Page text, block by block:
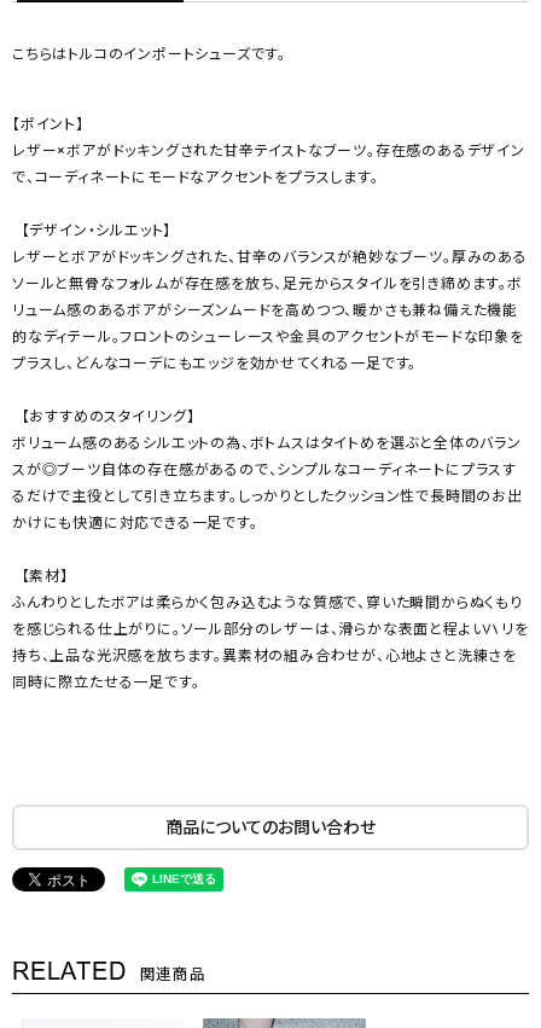
こちらはトルコのインポートシューズです。
【ポイント】
レザー×ボアがドッキングされた甘辛テイストなブーツ。存在感のあるデザイン
で、コーディネートにモードなアクセントをプラスします。
【デザイン・シルエット】
レザーとボアがドッキングされた、甘辛のバランスが絶妙なブーツ。厚みのある
ソールと無骨なフォルムが存在感を放ち、足元からスタイルを引き締めます。ボ
リューム感のあるボアがシーズンムードを高めつつ、暖かさも兼ね備えた機能
的なディテール。フロントのシューレースや金具のアクセントがモードな印象を
プラスし、どんなコーデにもエッジを効かせてくれる一足です。
【おすすめのスタイリング】
ボリューム感のあるシルエットの為、ボトムスはタイトめを選ぶと全体のバラン
スが◎ブーツ自体の存在感があるので、シンプルなコーディネートにプラスす
るだけで主役として引き立ちます。しっかりとしたクッション性で長時間のお出
かけにも快適に対応できる一足です。
【素材】
ふんわりとしたボアは柔らかく包み込むような質感で、穿いた瞬間からぬくもり
を感じられる仕上がりに。ソール部分のレザーは、滑らかな表面と程よいハリを
持ち、上品な光沢感を放ちます。異素材の組み合わせが、心地よさと洗練さを
同時に際立たせる一足です。
商品についてのお問い合わせ
RELATED 関連商品